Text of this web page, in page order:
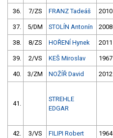
36. 7/ZS FRANZ Tadeáš 2010
37. 5/DM STOLÍN Antonín 2008
38. 8/ZS HOŘENÍ Hynek 2011
39. 2/VS KEŠ Miroslav 1967
40. 3/ZM NOŽÍŘ David 2012
41.
STREHLE
EDGAR
42. 3/VS FILIPI Robert 1964